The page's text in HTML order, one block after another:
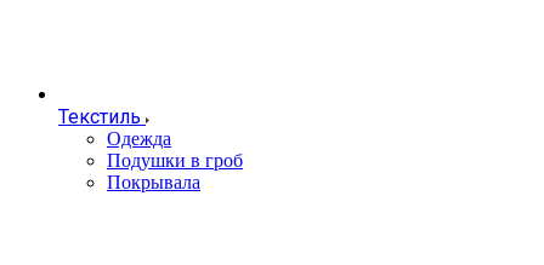
Текстиль
Одежда
Подушки в гроб
Покрывала